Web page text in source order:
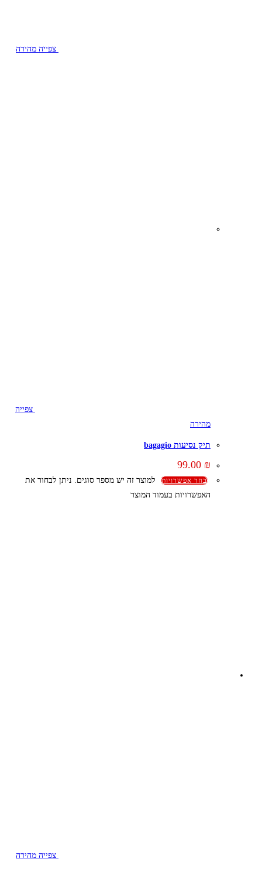
צפייה מהירה
צפייה
מהירה
תיק נסיעות bagagio
99.00 ₪
בחר אפשרויות
למוצר זה יש מספר סוגים. ניתן לבחור את
האפשרויות בעמוד המוצר
צפייה מהירה